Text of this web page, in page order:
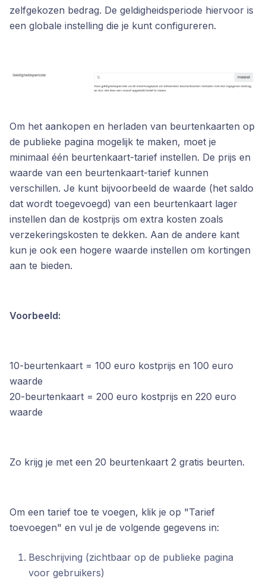
zelfgekozen bedrag. De geldigheidsperiode hiervoor is
een globale instelling die je kunt configureren.
Om het aankopen en herladen van beurtenkaarten op
de publieke pagina mogelijk te maken, moet je
minimaal één beurtenkaart-tarief instellen. De prijs en
waarde van een beurtenkaart-tarief kunnen
verschillen. Je kunt bijvoorbeeld de waarde (het saldo
dat wordt toegevoegd) van een beurtenkaart lager
instellen dan de kostprijs om extra kosten zoals
verzekeringskosten te dekken. Aan de andere kant
kun je ook een hogere waarde instellen om kortingen
aan te bieden.
Voorbeeld:
10-beurtenkaart = 100 euro kostprijs en 100 euro
waarde
20-beurtenkaart = 200 euro kostprijs en 220 euro
waarde
Zo krijg je met een 20 beurtenkaart 2 gratis beurten.
Om een tarief toe te voegen, klik je op "Tarief
toevoegen" en vul je de volgende gegevens in:
Beschrijving (zichtbaar op de publieke pagina
voor gebruikers)